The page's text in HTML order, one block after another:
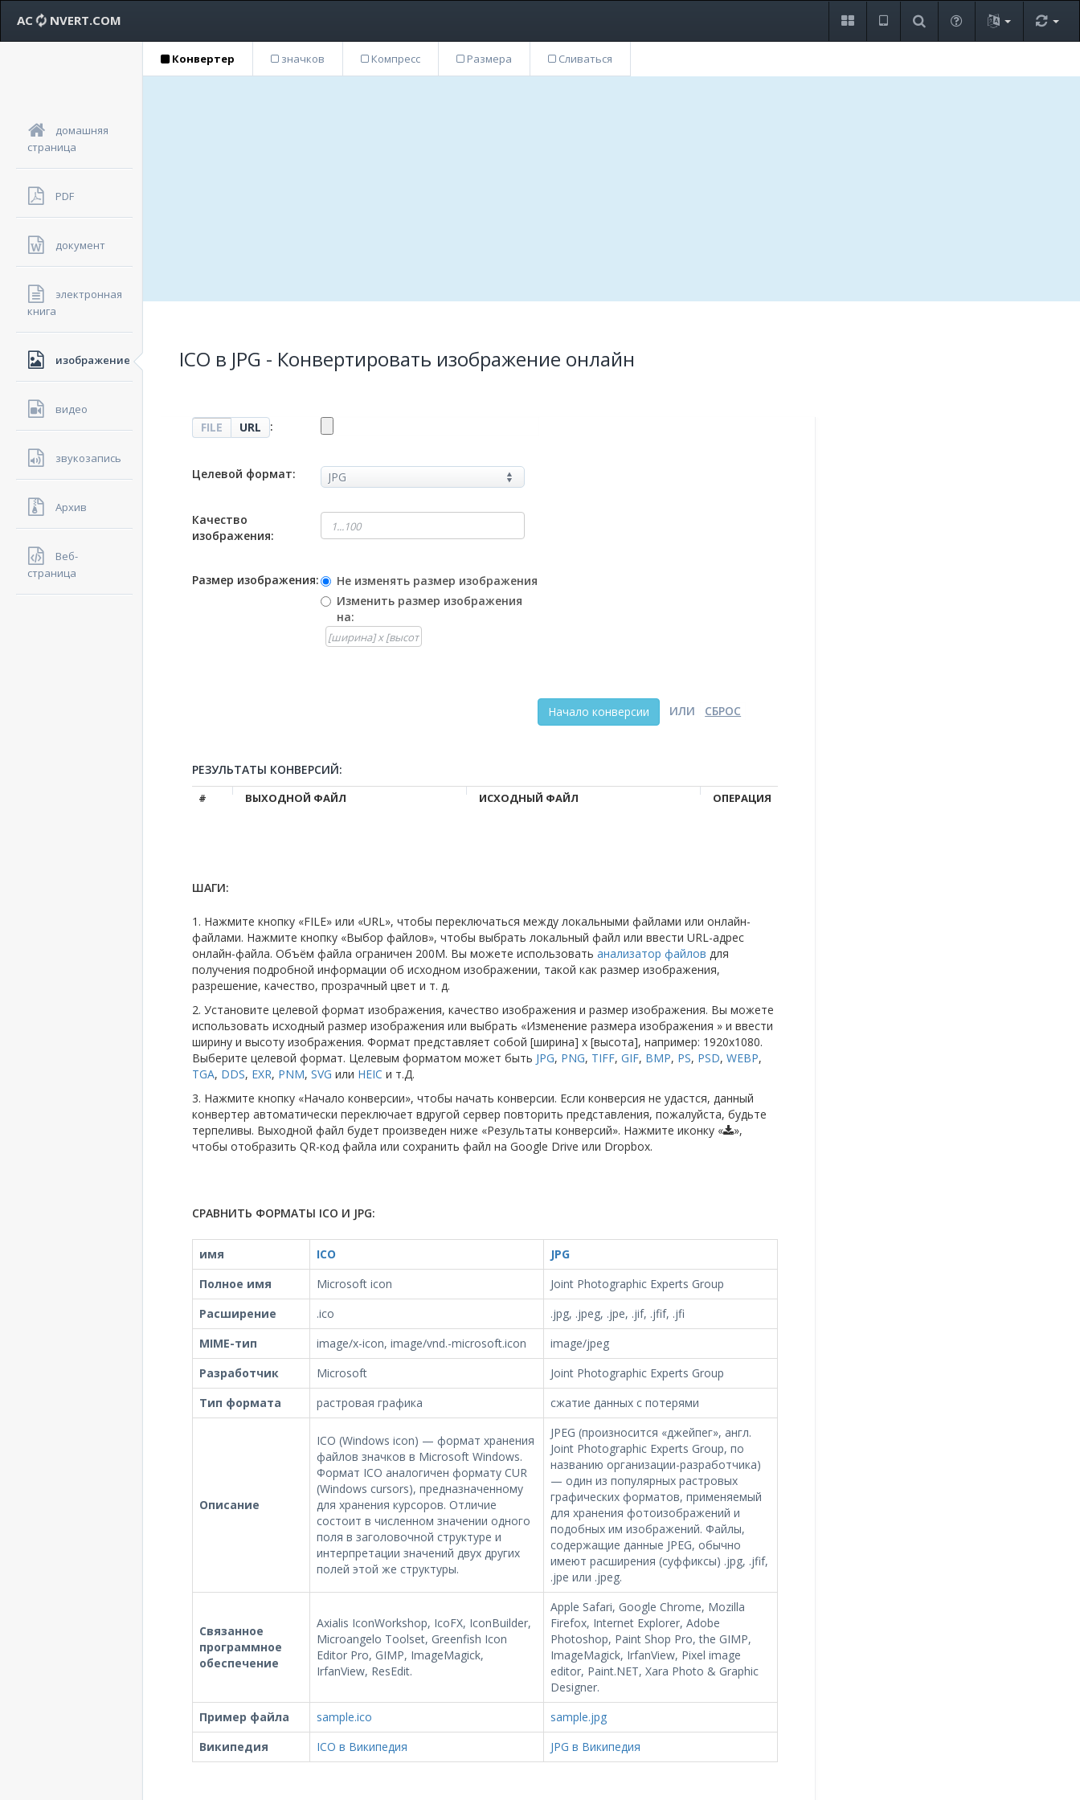
AC NVERT.COM
домашняя
страница
PDF
документ
электронная
книга
изображение
видео
звукозапись
Архив
Веб-
страница
Конвертер значков Компресс Размера Сливаться
ICO в JPG - Конвертировать изображение онлайн
FILE URL :
Целевой формат:
Качество
изображения:
Размер изображения:
Не изменять размер изображения
Изменить размер изображения
на:
ИЛИ
РЕЗУЛЬТАТЫ КОНВЕРСИЙ:
# ВЫХОДНОЙ ФАЙЛ ИСХОДНЫЙ ФАЙЛ ОПЕРАЦИЯ
ШАГИ:
1. Нажмите кнопку «FILE» или «URL», чтобы переключаться между локальными файлами или онлайн-
файлами. Нажмите кнопку «Выбор файлов», чтобы выбрать локальный файл или ввести URL-адрес
онлайн-файла. Объём файла ограничен 200M. Вы можете использовать анализатор файлов для
получения подробной информации об исходном изображении, такой как размер изображения,
разрешение, качество, прозрачный цвет и т. д.
2. Установите целевой формат изображения, качество изображения и размер изображения. Вы можете
использовать исходный размер изображения или выбрать «Изменение размера изображения » и ввести
ширину и высоту изображения. Формат представляет собой [ширина] x [высота], например: 1920x1080.
Выберите целевой формат. Целевым форматом может быть JPG, PNG, TIFF, GIF, BMP, PS, PSD, WEBP,
TGA, DDS, EXR, PNM, SVG или HEIC и т.Д.
3. Нажмите кнопку «Начало конверсии», чтобы начать конверсии. Если конверсия не удастся, данный
конвертер автоматически переключает вдругой сервер повторить представления, пожалуйста, будьте
терпеливы. Выходной файл будет произведен ниже «Результаты конверсий». Нажмите иконку «
»,
чтобы отобразить QR-код файла или сохранить файл на Google Drive или Dropbox.
СРАВНИТЬ ФОРМАТЫ ICO И JPG:
имя ICO
JPG
Полное имя
Microsoft icon
Joint Photographic Experts Group
Расширение
.ico
.jpg, .jpeg, .jpe, .jif, .jfif, .jfi
MIME-тип
image/x-icon, image/vnd.-microsoft.icon
image/jpeg
Разработчик
Microsoft
Joint Photographic Experts Group
Тип формата
растровая графика сжатие данных с потерями
Описание
ICO (Windows icon) — формат хранения
файлов значков в Microsoft Windows.
Формат ICO аналогичен формату CUR
(Windows cursors), предназначенному
для хранения курсоров. Отличие
состоит в численном значении одного
поля в заголовочной структуре и
интерпретации значений двух других
полей этой же структуры.
JPEG (произносится «джейпег», англ.
Joint Photographic Experts Group, по
названию организации-разработчика)
— один из популярных растровых
графических форматов, применяемый
для хранения фотоизображений и
подобных им изображений. Файлы,
содержащие данные JPEG, обычно
имеют расширения (суффиксы) .jpg, .jfif,
.jpe или .jpeg.
Связанное
программное
обеспечение
Axialis IconWorkshop, IcoFX, IconBuilder,
Microangelo Toolset, Greenfish Icon
Editor Pro, GIMP, ImageMagick,
IrfanView, ResEdit.
Apple Safari, Google Chrome, Mozilla
Firefox, Internet Explorer, Adobe
Photoshop, Paint Shop Pro, the GIMP,
ImageMagick, IrfanView, Pixel image
editor, Paint.NET, Xara Photo & Graphic
Designer.
Пример файла
sample.ico
sample.jpg
Википедия
ICO в Википедия JPG в Википедия